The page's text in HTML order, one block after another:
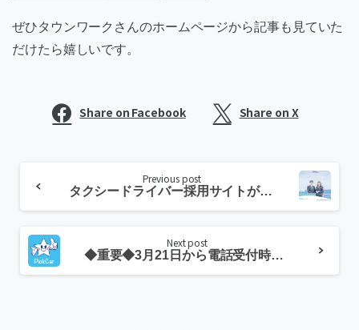
ぜひタウンワークさんのホームページから記事も見ていた
だけたら嬉しいです。
Share on Facebook Share on X
Reading
Previous post
タクシードライバー採用サイトがリニューアル！
Next post
◆重要◆3月21日から電話受付時間が変更になります